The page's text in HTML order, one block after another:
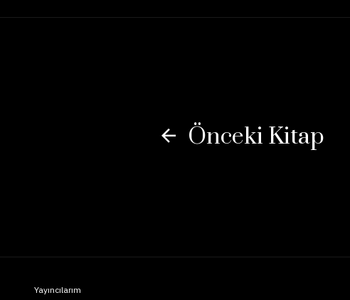
Önceki Kitap
Yayıncılarım